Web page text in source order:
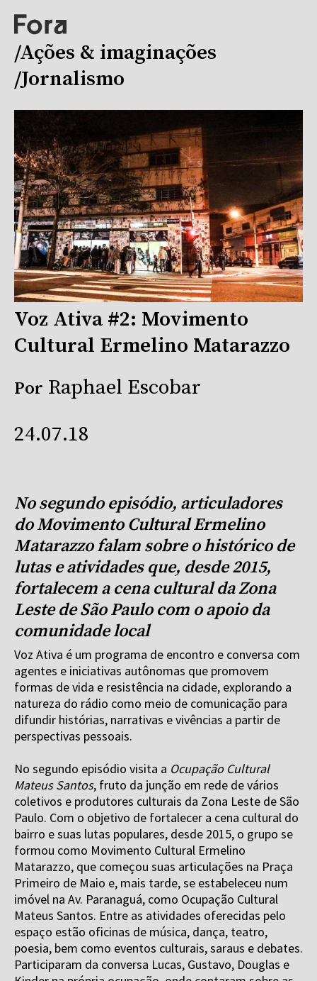
/Ações & imaginações
/Jornalismo
Voz Ativa #2: Movimento
Cultural Ermelino Matarazzo
Por Raphael Escobar
24.07.18
No segundo episódio, articuladores
do Movimento Cultural Ermelino
Matarazzo falam sobre o histórico de
lutas e atividades que, desde 2015,
fortalecem a cena cultural da Zona
Leste de São Paulo com o apoio da
comunidade local
Voz Ativa é um programa de encontro e conversa com
agentes e iniciativas autônomas que promovem
formas de vida e resistência na cidade, explorando a
natureza do rádio como meio de comunicação para
difundir histórias, narrativas e vivências a partir de
perspectivas pessoais.
No segundo episódio visita a Ocupação Cultural
Mateus Santos, fruto da junção em rede de vários
coletivos e produtores culturais da Zona Leste de São
Paulo. Com o objetivo de fortalecer a cena cultural do
bairro e suas lutas populares, desde 2015, o grupo se
formou como Movimento Cultural Ermelino
Matarazzo, que começou suas articulações na Praça
Primeiro de Maio e, mais tarde, se estabeleceu num
imóvel na Av. Paranaguá, como Ocupação Cultural
Mateus Santos. Entre as atividades oferecidas pelo
espaço estão oficinas de música, dança, teatro,
poesia, bem como eventos culturais, saraus e debates.
Participaram da conversa Lucas, Gustavo, Douglas e